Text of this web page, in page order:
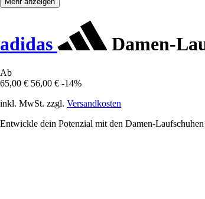
adidas Damen-
Ab
65,00 € 56,00 € -14%
inkl. MwSt. zzgl. Versandkosten
Entwickle dein Potenzial mit den Damen-